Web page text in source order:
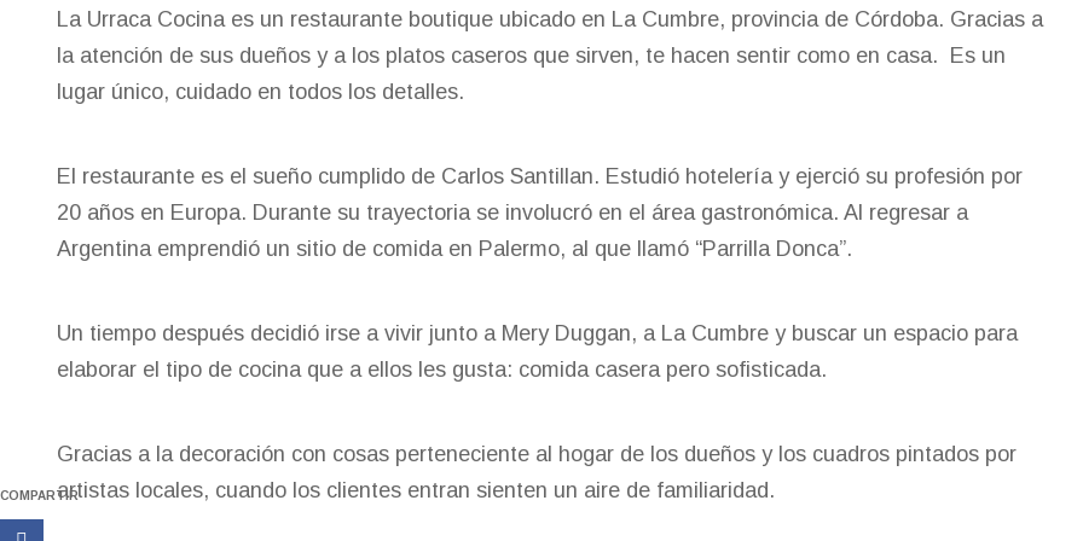
COMPARTIR
La Urraca Cocina es un restaurante boutique ubicado en La Cumbre, provincia de Córdoba. Gracias a
la atención de sus dueños y a los platos caseros que sirven, te hacen sentir como en casa. Es un
lugar único, cuidado en todos los detalles.
El restaurante es el sueño cumplido de Carlos Santillan. Estudió hotelería y ejerció su profesión por
20 años en Europa. Durante su trayectoria se involucró en el área gastronómica. Al regresar a
Argentina emprendió un sitio de comida en Palermo, al que llamó “Parrilla Donca”.
Un tiempo después decidió irse a vivir junto a Mery Duggan, a La Cumbre y buscar un espacio para
elaborar el tipo de cocina que a ellos les gusta: comida casera pero sofisticada.
Gracias a la decoración con cosas perteneciente al hogar de los dueños y los cuadros pintados por
artistas locales, cuando los clientes entran sienten un aire de familiaridad.